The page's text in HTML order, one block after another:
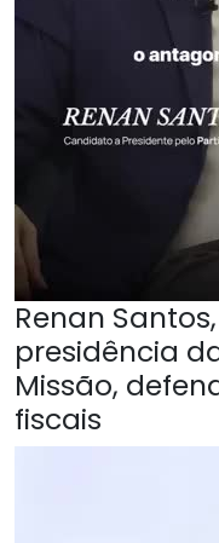
Renan
presidência
Missão,
fiscais